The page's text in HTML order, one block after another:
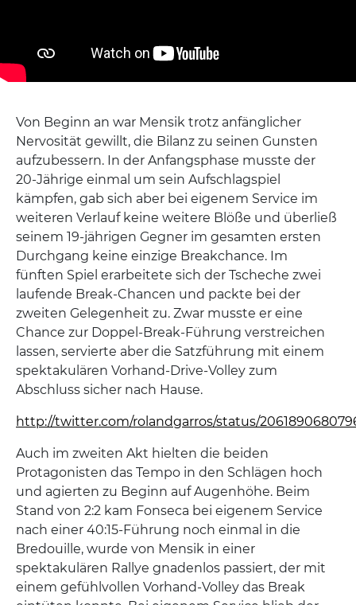
Von Beginn an war Mensik trotz anfänglicher
Nervosität gewillt, die Bilanz zu seinen Gunsten
aufzubessern. In der Anfangsphase musste der
20-Jährige einmal um sein Aufschlagspiel
kämpfen, gab sich aber bei eigenem Service im
weiteren Verlauf keine weitere Blöße und überließ
seinem 19-jährigen Gegner im gesamten ersten
Durchgang keine einzige Breakchance. Im
fünften Spiel erarbeitete sich der Tscheche zwei
laufende Break-Chancen und packte bei der
zweiten Gelegenheit zu. Zwar musste er eine
Chance zur Doppel-Break-Führung verstreichen
lassen, servierte aber die Satzführung mit einem
spektakulären Vorhand-Drive-Volley zum
Abschluss sicher nach Hause.
http://twitter.com/rolandgarros/status/
Auch im zweiten Akt hielten die beiden
Protagonisten das Tempo in den Schlägen hoch
und agierten zu Beginn auf Augenhöhe. Beim
Stand von 2:2 kam Fonseca bei eigenem Service
nach einer 40:15-Führung noch einmal in die
Bredouille, wurde von Mensik in einer
spektakulären Rallye gnadenlos passiert, der mit
einem gefühlvollen Vorhand-Volley das Break